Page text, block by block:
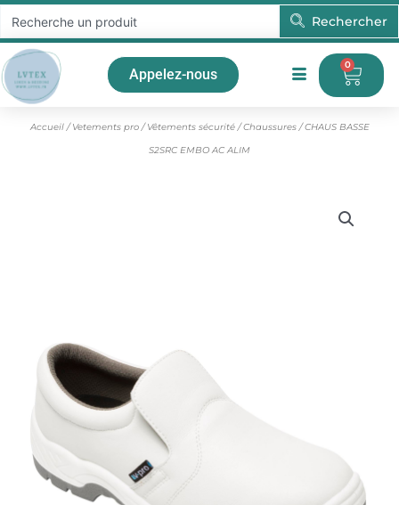
Aller
contenu
Rechercher Rechercher
Appelez-nous
0
Accueil/Vetements pro/Vêtements sécurité/Chaussures/ CHAUS BASSE
S2SRC EMBO AC ALIM